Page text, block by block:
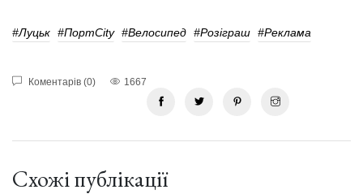
#Луцьк #ПортCity #велосипед #розіграш #реклама
Коментарів (0) 1667
Схожі публікації